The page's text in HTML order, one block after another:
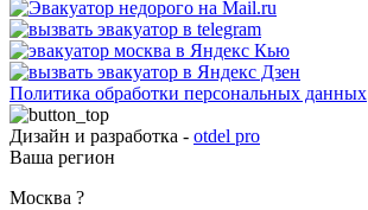
Политика обработки персональных данных
Дизайн и разработка - otdel pro
Ваша регион
Москва ?